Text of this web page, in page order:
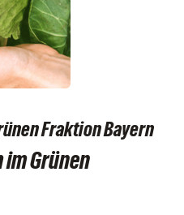
Fraktion Bayern
Grünen